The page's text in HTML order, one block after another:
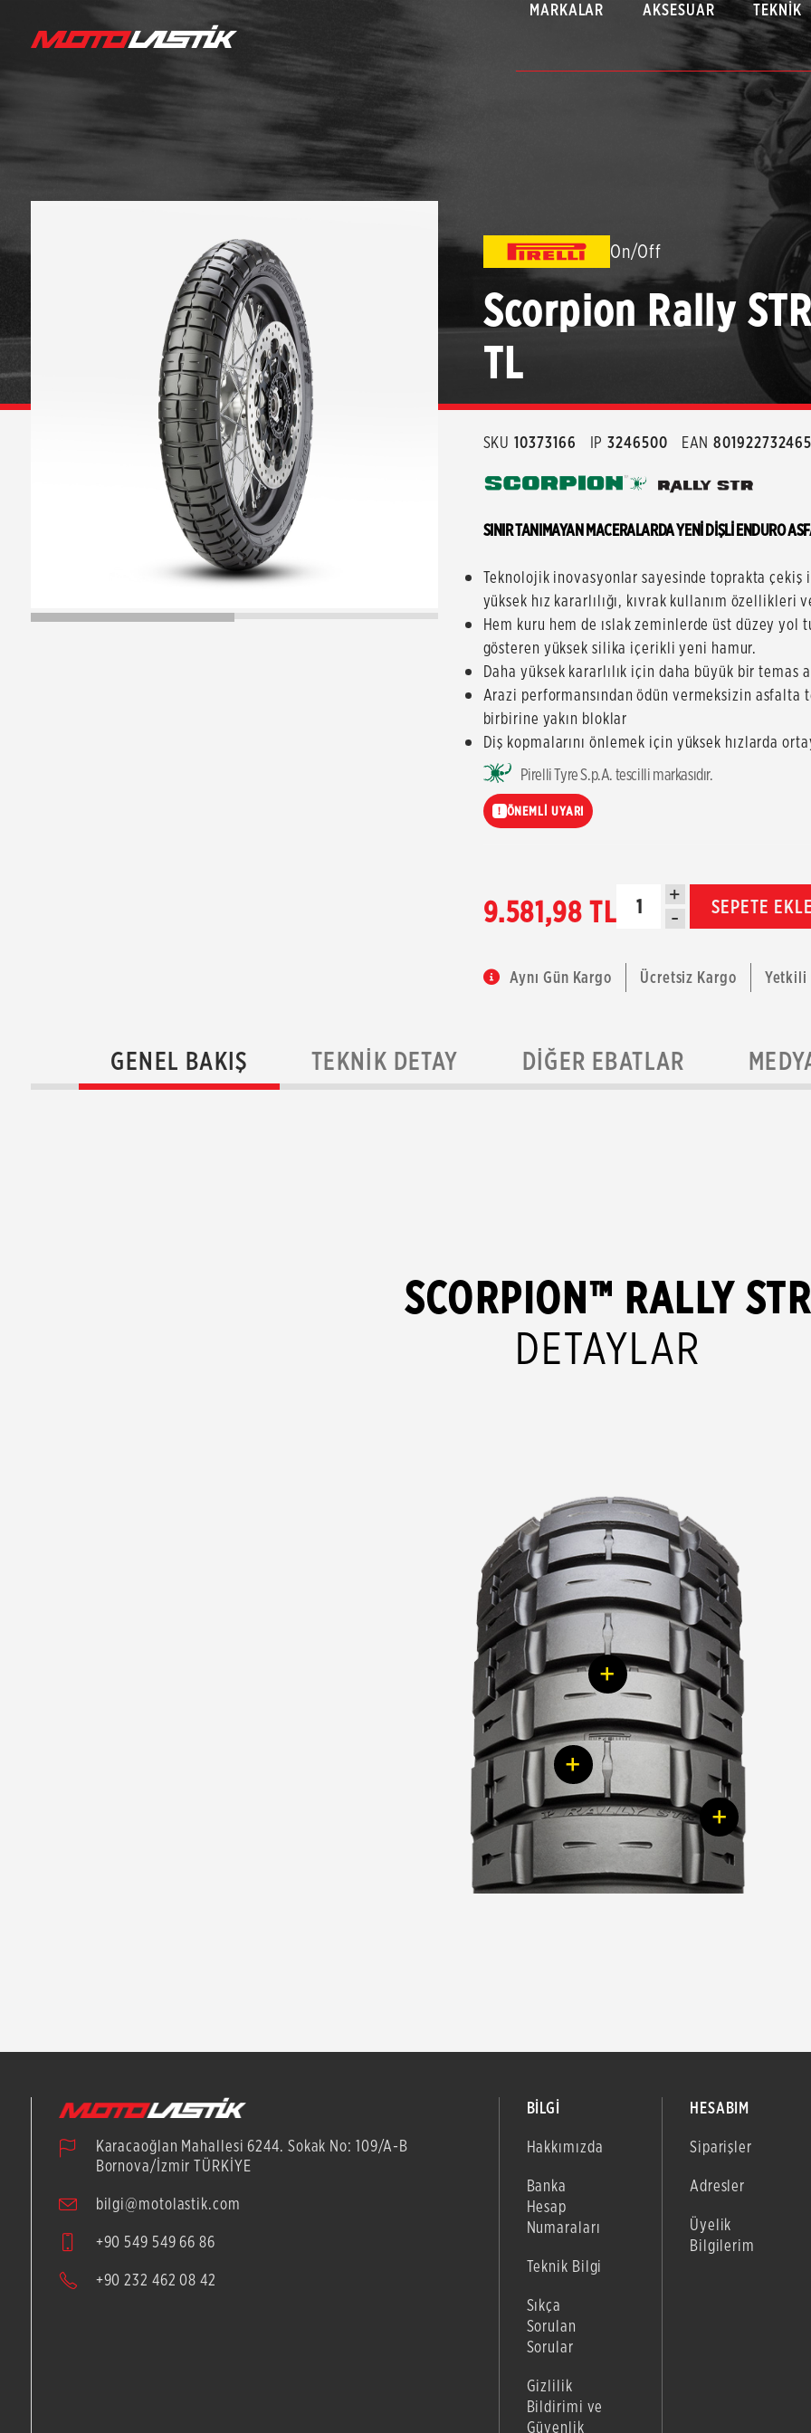
MARKALAR AKSESUAR TEKNIK
On/Off
Scorpion Rally
TL
SKU 10373166 IP 3246500 EAN
SINIR TANIMAYAN MACERALARDA YENİ DİŞLİ ENDURO
Teknolojik inovasyonlar sayesinde toprakta
yüksek hız kararlılığı, kıvrak kullanım
Hem kuru hem de ıslak zeminlerde üst düzey
gösteren yüksek silika içerikli yeni hamur.
Daha yüksek kararlılık için daha büyük bir
Arazi performansından ödün vermeksizin asfalta
birbirine yakın bloklar
Diş kopmalarını önlemek için yüksek hızlarda
Pirelli Tyre S.p.A. tescilli markasıdır.
! ÖNEMLİ UYARI
9.581,98 TL +
- SEPETE
Aynı Gün Kargo Ücretsiz Kargo Yetkili
GENEL BAKIŞ TEKNIK DETAY DIĞER EBATLAR
SCORPION™ RALLY
DETAYLAR
+
+
+
Karacaoğlan Mahallesi 6244. Sokak No: 109/A-B
Bornova/İzmir TÜRKİYE
bilgi@motolastik.com
+90 549 549 66 86
+90 232 462 08 42
BİLGİ
Hakkımızda
Banka
Hesap
Numaraları
Teknik Bilgi
Sıkça
Sorulan
Sorular
Gizlilik
Bildirimi ve
Güvenlik
HESABIM
Siparişler
Adresler
Üyelik
Bilgilerim